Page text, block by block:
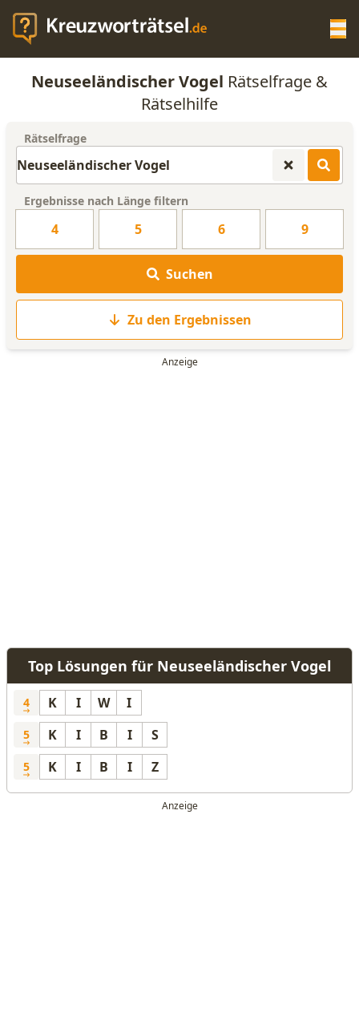
KREUZWORTRÄTSEL-HILFE
ANAGRAMM-GENERATOR
WORTLISTE
Neuseeländischer Vogel Rätselfrage &
Rätselhilfe
Rätselfrage
Ergebnisse nach Länge filtern
4 5 6 9
Suchen
Zu den Ergebnissen
Top Lösungen für Neuseeländischer Vogel
4 K I W I
5 K I B I S
5 K I B I Z